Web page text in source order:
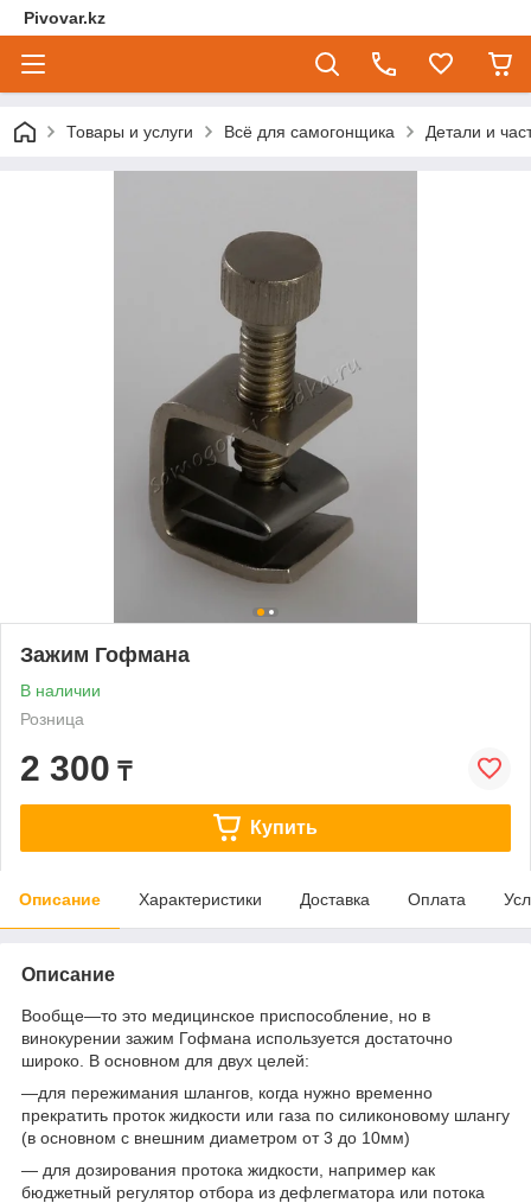
Pivovar.kz
Товары и услуги Всё для самогонщика Детали и
Зажим Гофмана
В наличии
Розница
2 300 ₸
Купить
Описание Характеристики Доставка Оплата
Описание
Вообще—то это медицинское приспособление, но в
винокурении зажим Гофмана используется достаточно
широко. В основном для двух целей:
—для пережимания шлангов, когда нужно временно
прекратить проток жидкости или газа по силиконовому шлангу
(в основном с внешним диаметром от 3 до 10мм)
— для дозирования протока жидкости, например как
бюджетный регулятор отбора из дефлегматора или потока